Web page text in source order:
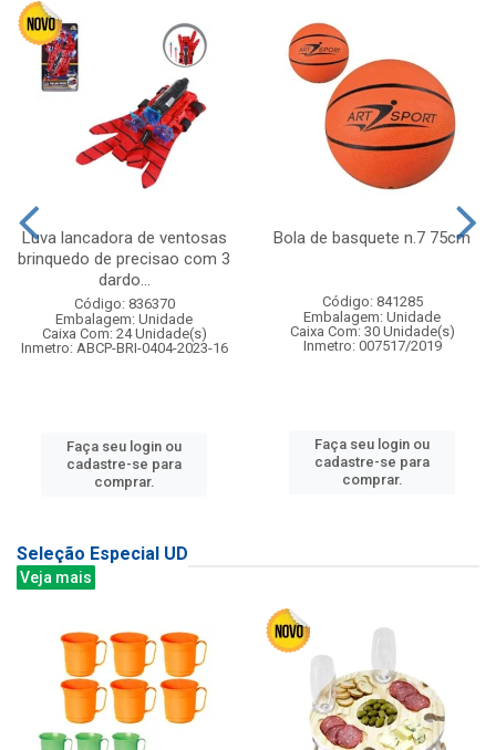
Luva lancadora de ventosas
brinquedo de precisao com 3
dardo...
Código: 836370
Embalagem: Unidade
Caixa Com: 24 Unidade(s)
Inmetro: ABCP-BRI-0404-2023-16
Faça seu login ou
cadastre-se para
comprar.
Bola de basquete n.7 75cm
Código: 841285
Embalagem: Unidade
Caixa Com: 30 Unidade(s)
Inmetro: 007517/2019
Faça seu login ou
cadastre-se para
comprar.
Seleção Especial UD
Veja mais